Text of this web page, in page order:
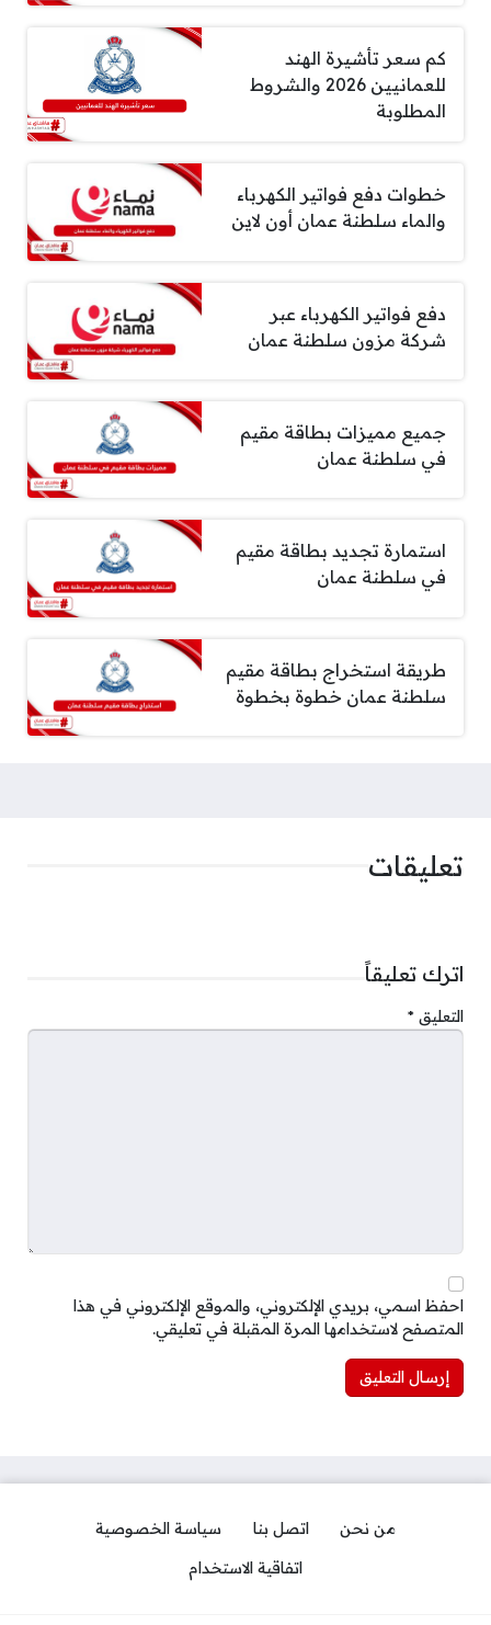
كم سعر تأشيرة الهند
للعمانيين 2026 والشروط
المطلوبة
خطوات دفع فواتير الكهرباء
والماء سلطنة عمان أون لاين
دفع فواتير الكهرباء عبر
شركة مزون سلطنة عمان
جميع مميزات بطاقة مقيم
في سلطنة عمان
استمارة تجديد بطاقة مقيم
في سلطنة عمان
طريقة استخراج بطاقة مقيم
سلطنة عمان خطوة بخطوة
تعليقات
اترك تعليقاً
التعليق *
احفظ اسمي، بريدي الإلكتروني، والموقع الإلكتروني في هذا
المتصفح لاستخدامها المرة المقبلة في تعليقي.
من نحن اتصل بنا
سياسة الخصوصية
اتفاقية الاستخدام